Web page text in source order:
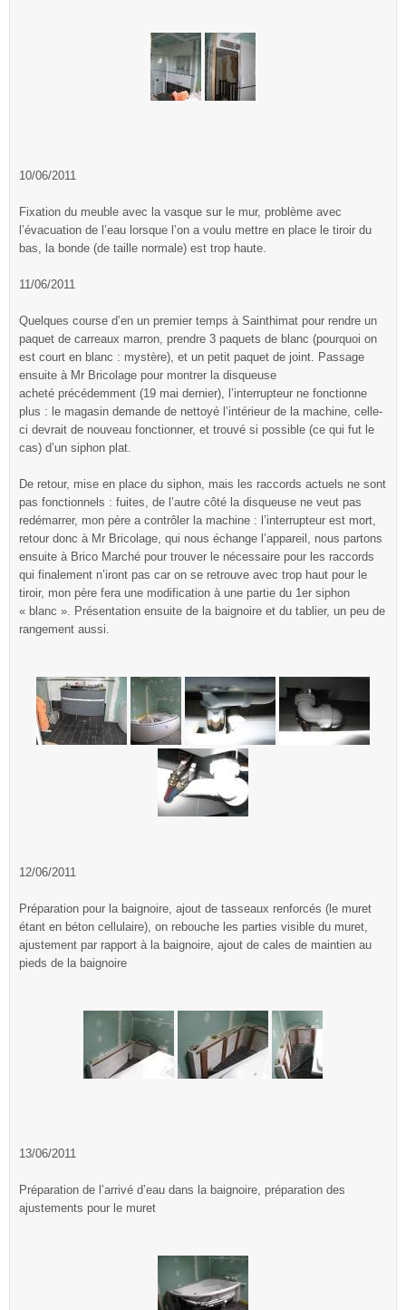
10/06/2011
Fixation du meuble avec la vasque sur le mur, problème avec
l’évacuation de l’eau lorsque l’on a voulu mettre en place le tiroir du
bas, la bonde (de taille normale) est trop haute.
11/06/2011
Quelques course d’en un premier temps à Sainthimat pour rendre un
paquet de carreaux marron, prendre 3 paquets de blanc (pourquoi on
est court en blanc : mystère), et un petit paquet de joint. Passage
ensuite à Mr Bricolage pour montrer la disqueuse
acheté précédemment (19 mai dernier), l’interrupteur ne fonctionne
plus : le magasin demande de nettoyé l’intérieur de la machine, celle-
ci devrait de nouveau fonctionner, et trouvé si possible (ce qui fut le
cas) d’un siphon plat.
De retour, mise en place du siphon, mais les raccords actuels ne sont
pas fonctionnels : fuites, de l’autre côté la disqueuse ne veut pas
redémarrer, mon père a contrôler la machine : l’interrupteur est mort,
retour donc à Mr Bricolage, qui nous échange l’appareil, nous partons
ensuite à Brico Marché pour trouver le nécessaire pour les raccords
qui finalement n’iront pas car on se retrouve avec trop haut pour le
tiroir, mon père fera une modification à une partie du 1er siphon
« blanc ». Présentation ensuite de la baignoire et du tablier, un peu de
rangement aussi.
12/06/2011
Préparation pour la baignoire, ajout de tasseaux renforcés (le muret
étant en béton cellulaire), on rebouche les parties visible du muret,
ajustement par rapport à la baignoire, ajout de cales de maintien au
pieds de la baignoire
13/06/2011
Préparation de l’arrivé d’eau dans la baignoire, préparation des
ajustements pour le muret